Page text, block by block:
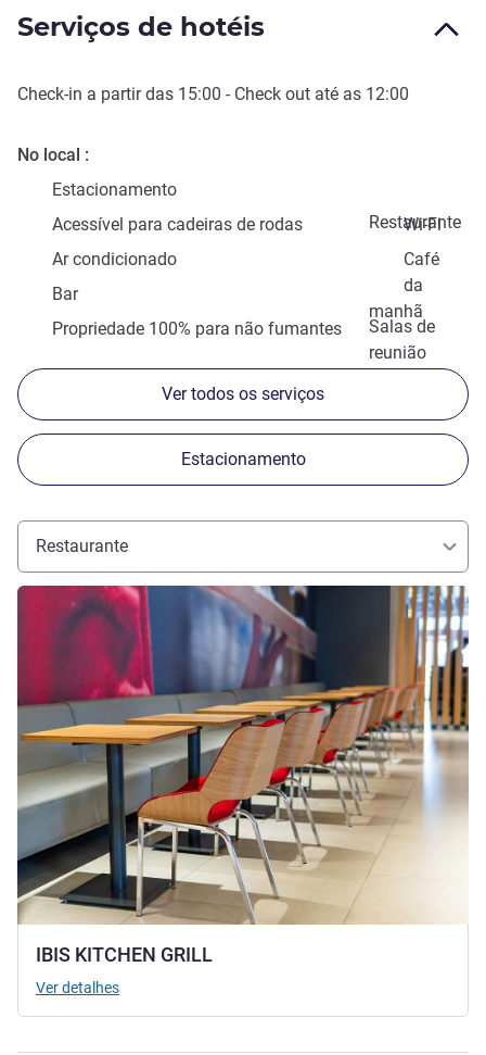
Serviços de hotéis
Check-in a partir das 15:00 - Check out até as 12:00
No local
Estacionamento
Restaurante
Acessível para cadeiras de rodas
Wi-Fi
Ar condicionado
Café
da
manhã
Bar
Salas de
reunião
Propriedade 100% para não fumantes
Ver todos os serviços
Estacionamento
Restaurante
IBIS KITCHEN GRILL
Ver detalhes
Ver detalhes